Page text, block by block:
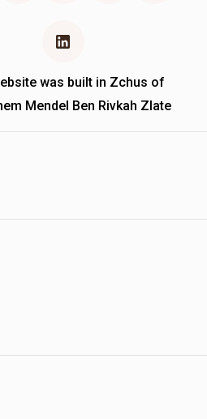
was built in Zchus of
Mendel Ben Rivkah Zlate